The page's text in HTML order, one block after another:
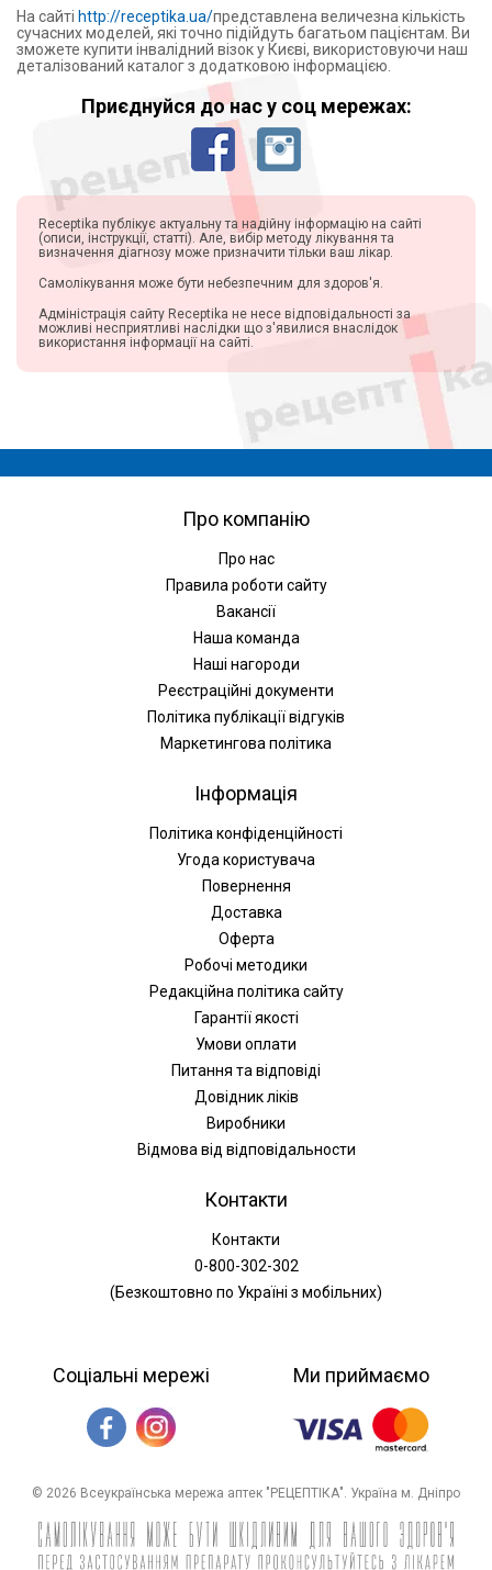
На сайті http://receptika.ua/представлена величезна кількість
сучасних моделей, які точно підійдуть багатьом пацієнтам. Ви
зможете купити інвалідний візок у Києві, використовуючи наш
деталізований каталог з додатковою інформацією.
Приєднуйся до нас у соц мережах:
Receptika публікує актуальну та надійну інформацію на сайті
(описи, інструкції, статті). Але, вибір методу лікування та
визначення діагнозу може призначити тільки ваш лікар.
Самолікування може бути небезпечним для здоров'я.
Адміністрація сайту Receptika не несе відповідальності за
можливі несприятливі наслідки що з'явилися внаслідок
використання інформації на сайті.
Про компанію
Про нас
Правила роботи сайту
Вакансії
Наша команда
Наші нагороди
Реєстраційні документи
Політика публікації відгуків
Маркетингова політика
Інформація
Політика конфіденційності
Угода користувача
Повернення
Доставка
Оферта
Робочі методики
Редакційна політика сайту
Гарантії якості
Умови оплати
Питання та відповіді
Довідник ліків
Виробники
Відмова від відповідальности
Контакти
Контакти
0-800-302-302
(Безкоштовно по Україні з мобільних)
Соціальні мережі Ми приймаємо
© 2026 Всеукраїнська мережа аптек "РЕЦЕПТІКА". Україна м. Дніпро